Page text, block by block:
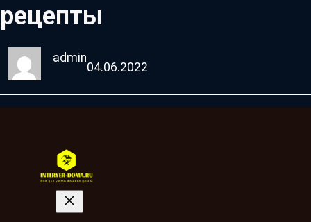
рецепты
admin
04.06.2022